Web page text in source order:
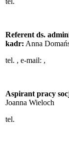
Referent ds.
kadr: Anna
tel. , e-mail: ,
Aspirant pracy
Joanna Wieloch
tel.